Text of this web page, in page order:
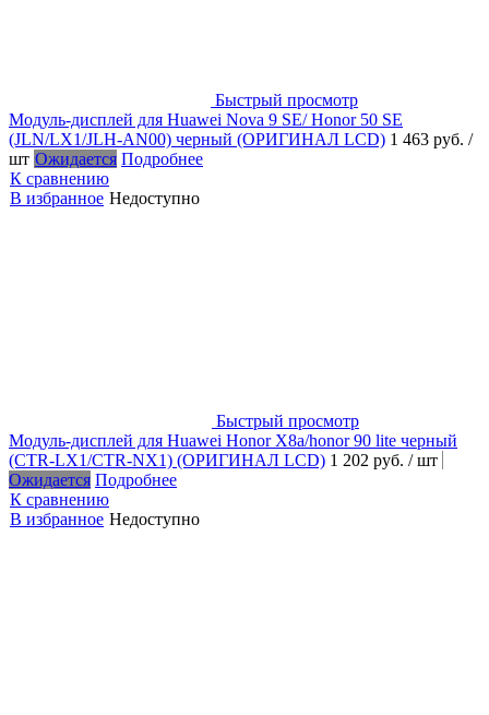
Быстрый просмотр
Модуль-дисплей для Huawei Nova 9 SE/ Honor 50 SE
(JLN/LX1/JLH-AN00) черный (ОРИГИНАЛ LCD) 1 463 руб. /
шт Ожидается Подробнее
К сравнению
В избранное Недоступно
Быстрый просмотр
Модуль-дисплей для Huawei Honor X8a/honor 90 lite черный
(CTR-LX1/CTR-NX1) (ОРИГИНАЛ LCD) 1 202 руб. / шт
Ожидается Подробнее
К сравнению
В избранное Недоступно